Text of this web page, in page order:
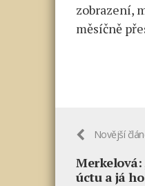
zobrazení,
měsíčně
Novější
Merkelová:
úctu a já